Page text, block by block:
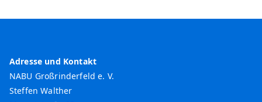
e
Adresse und Kontakt
NABU Großrinderfeld e. V.
Steffen Walther